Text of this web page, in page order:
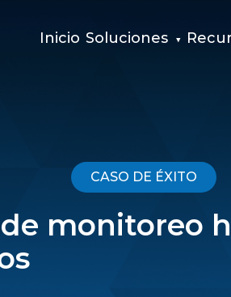
Inicio Soluciones
CASO DE ÉXITO
monitoreo